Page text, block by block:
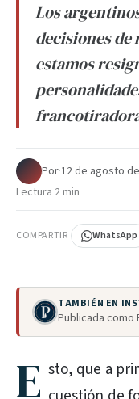
Los
decisiones
estamos
Por·12 de agosto
Lectura 2 min
COMPARTIR WhatsApp
TAMBIÉN EN
Publicada como
E sto, que a